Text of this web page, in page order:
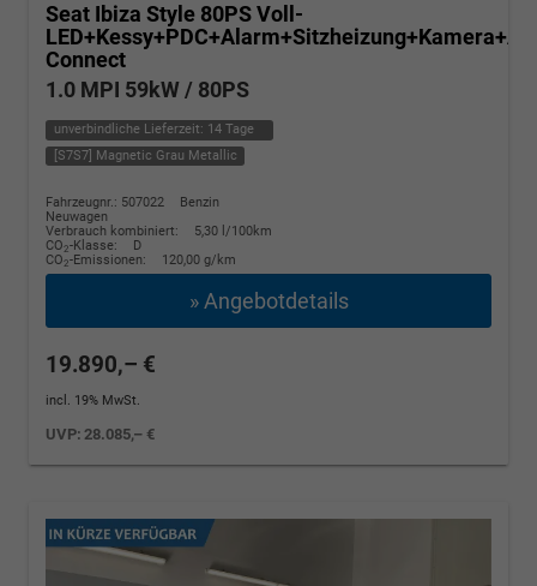
Seat Ibiza Style 80PS Voll-
Connect
1.0 MPI 59kW / 80PS
unverbindliche Lieferzeit: 14 Tage
[S7S7] Magnetic Grau Metallic
Fahrzeugnr.: 507022
Benzin
Neuwagen
Verbrauch kombiniert:
5,30 l/100km
CO2-Klasse:
D
CO2-Emissionen: 120,00 g/km
» Angebotdetails
19.890,– €
incl. 19% MwSt.
UVP:28.085,– €